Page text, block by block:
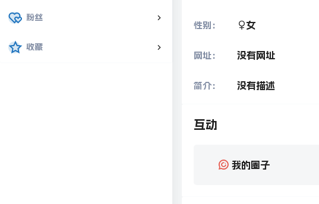
粉丝
收藏
性别： 女
网址： 没有网址
简介： 没有描述
互动
我的圈子